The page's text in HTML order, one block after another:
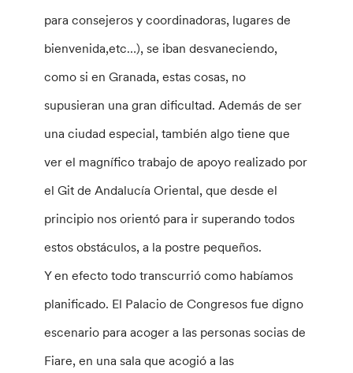
para consejeros y coordinadoras, lugares de
bienvenida,etc…), se iban desvaneciendo,
como si en Granada, estas cosas, no
supusieran una gran dificultad. Además de ser
una ciudad especial, también algo tiene que
ver el magnífico trabajo de apoyo realizado por
el Git de Andalucía Oriental, que desde el
principio nos orientó para ir superando todos
estos obstáculos, a la postre pequeños.
Y en efecto todo transcurrió como habíamos
planificado. El Palacio de Congresos fue digno
escenario para acoger a las personas socias de
Fiare, en una sala que acogió a las